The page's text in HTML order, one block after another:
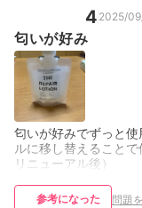
4 2025/
匂いが好み
匂いが好みでずっと
ルに移し替えること
リニューアル後）
参考になった 問題